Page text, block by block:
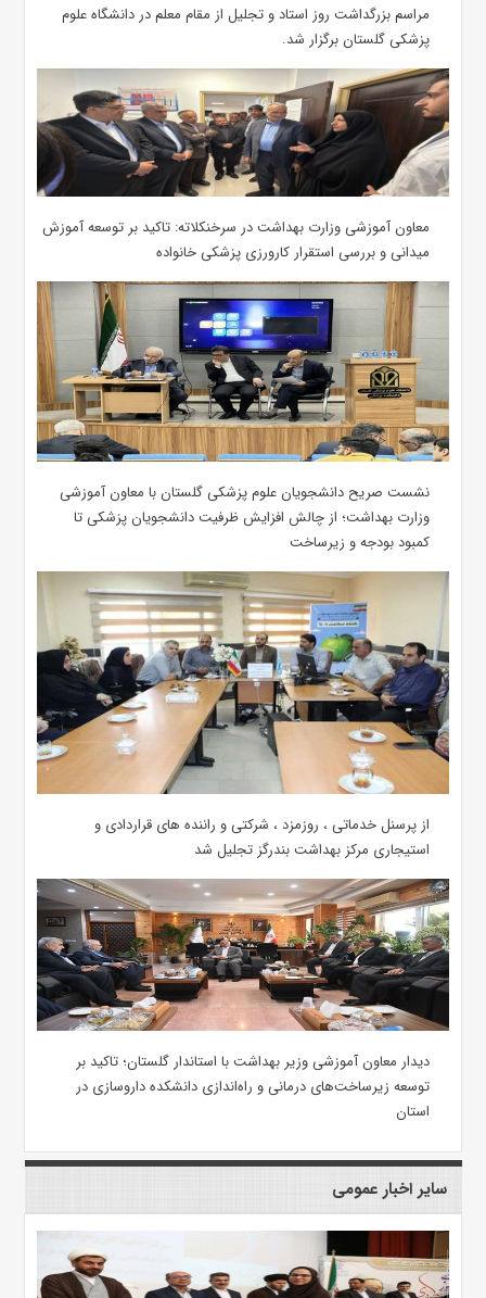
مراسم بزرگداشت روز استاد و تجلیل از مقام معلم در دانشگاه علوم
پزشکی گلستان برگزار شد.‌
معاون آموزشی وزارت بهداشت در سرخنکلاته: تاکید بر توسعه آموزش
میدانی و بررسی استقرار کارورزی پزشکی ‌خانواده
نشست صریح دانشجویان علوم پزشکی گلستان با معاون آموزشی
وزارت بهداشت؛ از چالش افزایش ظرفیت دانشجویان ‌پزشکی تا
کمبود بودجه و زیرساخت
از پرسنل خدماتی ، روزمزد ، شرکتی و راننده های قراردادی و
استیجاری مرکز بهداشت بندرگز تجلیل شد
دیدار معاون آموزشی وزیر بهداشت با استاندار گلستان؛ تاکید بر
توسعه زیرساخت‌های درمانی و راه‌اندازی دانشکده داروسازی در
استان
سایر اخبار عمومی